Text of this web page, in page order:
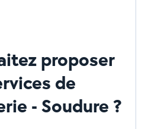
proposer
de
- Soudure ?